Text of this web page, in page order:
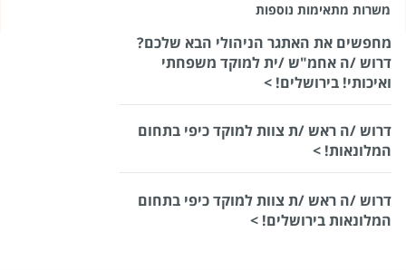
משרות מתאימות נוספות
מחפשים את האתגר הניהולי הבא שלכם?
דרוש /ה אחמ"ש /ית למוקד משפחתי
ואיכותי! בירושלים! >
דרוש /ה ראש /ת צוות למוקד כיפי בתחום
המלונאות! >
דרוש /ה ראש /ת צוות למוקד כיפי בתחום
המלונאות בירושלים! >